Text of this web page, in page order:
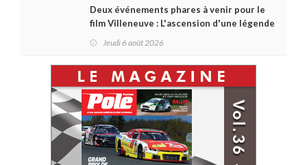
Deux événements phares à venir pour le
film Villeneuve : L'ascension d'une légende
Jeudi 6 août 2026